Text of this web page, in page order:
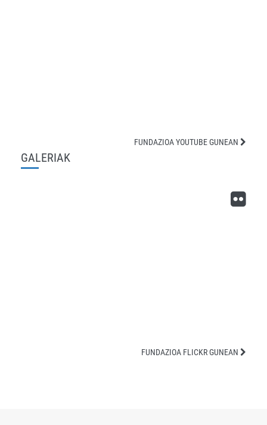
FUNDAZIOA YOUTUBE GUNEAN
GALERIAK
FUNDAZIOA FLICKR GUNEAN